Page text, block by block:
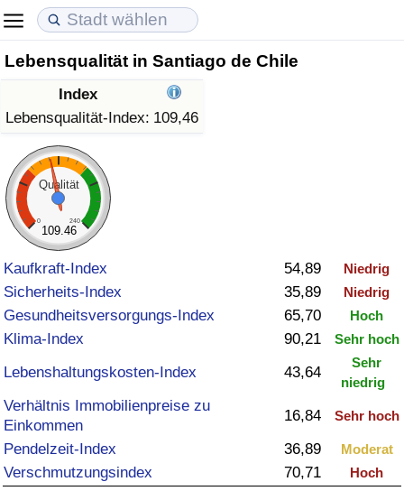
Lebensqualität in Santiago de Chile
Index
Lebensqualität-Index: 109,46
Qualität
0 240
109.46
Kaufkraft-Index 54,89 Niedrig
Sicherheits-Index 35,89 Niedrig
Gesundheitsversorgungs-Index 65,70 Hoch
Klima-Index 90,21 Sehr hoch
Lebenshaltungskosten-Index 43,64
Sehr
niedrig
Verhältnis Immobilienpreise zu
Einkommen
16,84 Sehr hoch
Pendelzeit-Index 36,89 Moderat
Verschmutzungsindex 70,71 Hoch
Lebenshaltungskosten
Lebenshaltungskosten-Index (aktuell)
Lebenshaltungskosten-Index
Lebenshaltungskosten-Index nach Land
in Akaba
Immobilienpreise
Immobilienpreis-Index (aktuell)
Immobilienpreis-Index
Immobilienpreis-Index nach Land
Lebensqualität
Lebensqualität-Index
Lebensqualität-Index (aktuell)
Lebensqualitätsindex nach Land
Kriminalität
Kriminalitäts-Index (aktuell)
Kriminalitäts-Index
Gesundheitsversorgung
Gesundheitsversorgungs-Index (aktuell)